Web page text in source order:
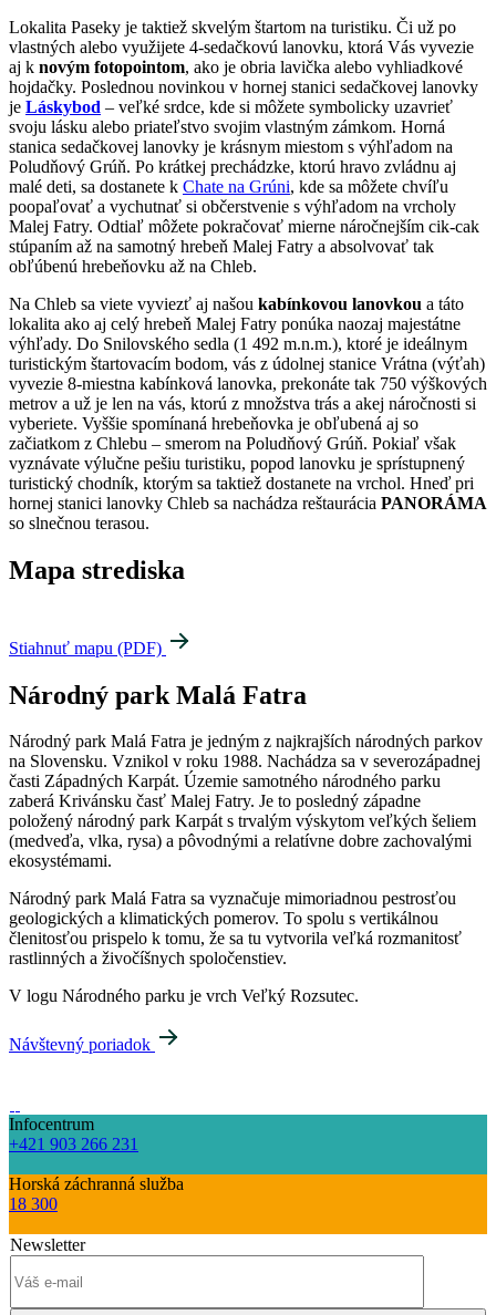
Lokalita Paseky je taktiež skvelým štartom na turistiku. Či už po
vlastných alebo využijete 4-sedačkovú lanovku, ktorá Vás vyvezie
aj k novým fotopointom, ako je obria lavička alebo vyhliadkové
hojdačky. Poslednou novinkou v hornej stanici sedačkovej lanovky
je Láskybod – veľké srdce, kde si môžete symbolicky uzavrieť
svoju lásku alebo priateľstvo svojim vlastným zámkom. Horná
stanica sedačkovej lanovky je krásnym miestom s výhľadom na
Poludňový Grúň. Po krátkej prechádzke, ktorú hravo zvládnu aj
malé deti, sa dostanete k Chate na Grúni, kde sa môžete chvíľu
poopaľovať a vychutnať si občerstvenie s výhľadom na vrcholy
Malej Fatry. Odtiaľ môžete pokračovať mierne náročnejším cik-cak
stúpaním až na samotný hrebeň Malej Fatry a absolvovať tak
obľúbenú hrebeňovku až na Chleb.
Na Chleb sa viete vyviezť aj našou kabínkovou lanovkou a táto
lokalita ako aj celý hrebeň Malej Fatry ponúka naozaj majestátne
výhľady. Do Snilovského sedla (1 492 m.n.m.), ktoré je ideálnym
turistickým štartovacím bodom, vás z údolnej stanice Vrátna (výťah)
vyvezie 8-miestna kabínková lanovka, prekonáte tak 750 výškových
metrov a už je len na vás, ktorú z množstva trás a akej náročnosti si
vyberiete. Vyššie spomínaná hrebeňovka je obľubená aj so
začiatkom z Chlebu – smerom na Poludňový Grúň. Pokiaľ však
vyznávate výlučne pešiu turistiku, popod lanovku je sprístupnený
turistický chodník, ktorým sa taktiež dostanete na vrchol. Hneď pri
hornej stanici lanovky Chleb sa nachádza reštaurácia PANORÁMA
so slnečnou terasou.
Mapa strediska
Stiahnuť mapu (PDF)
Národný park Malá Fatra
Národný park Malá Fatra je jedným z najkrajších národných parkov
na Slovensku. Vznikol v roku 1988. Nachádza sa v severozápadnej
časti Západných Karpát. Územie samotného národného parku
zaberá Krivánsku časť Malej Fatry. Je to posledný západne
položený národný park Karpát s trvalým výskytom veľkých šeliem
(medveďa, vlka, rysa) a pôvodnými a relatívne dobre zachovalými
ekosystémami.
Národný park Malá Fatra sa vyznačuje mimoriadnou pestrosťou
geologických a klimatických pomerov. To spolu s vertikálnou
členitosťou prispelo k tomu, že sa tu vytvorila veľká rozmanitosť
rastlinných a živočíšnych spoločenstiev.
V logu Národného parku je vrch Veľký Rozsutec.
Návštevný poriadok
Infocentrum
+421 903 266 231
Horská záchranná služba
18 300
Newsletter